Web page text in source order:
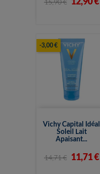
15,90 €
Vichy Capital Idéal
Soleil Lait
Apaisant...
14,71 € 11,71 €
-3,00 €